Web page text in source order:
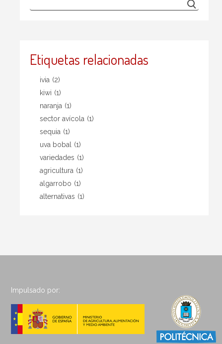
Etiquetas relacionadas
ivia (2)
kiwi (1)
naranja (1)
sector avícola (1)
sequia (1)
uva bobal
(1)
variedades (1)
agricultura (1)
algarrobo (1)
alternativas (1)
Impulsado por: